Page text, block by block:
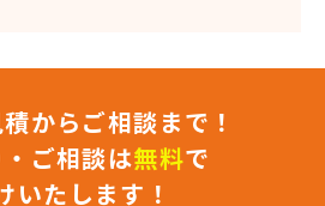
からご相談まで！
ご相談は無料で
いたします！